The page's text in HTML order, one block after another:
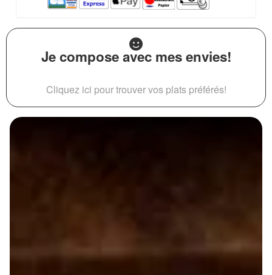
Je compose avec mes envies!
Cliquez ici pour trouver vos plats préférés!